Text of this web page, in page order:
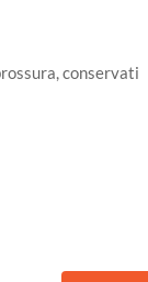
conservati